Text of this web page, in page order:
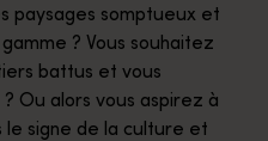
paysages somptueux et
? Vous souhaitez
battus et vous
Ou alors vous aspirez à
le signe de la culture et